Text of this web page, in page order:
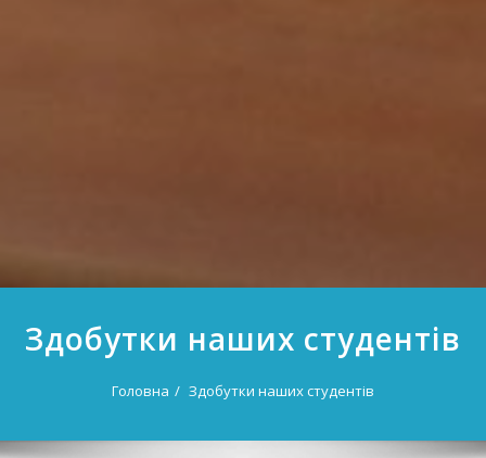
Здобутки наших студентів
Головна Здобутки наших студентів